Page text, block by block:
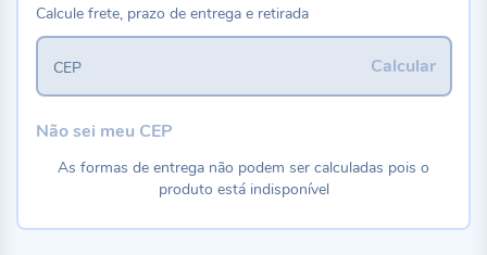
Calcule frete, prazo de entrega e retirada
Calcular
CEP
Não sei meu CEP
As formas de entrega não podem ser calculadas pois o
produto está indisponível